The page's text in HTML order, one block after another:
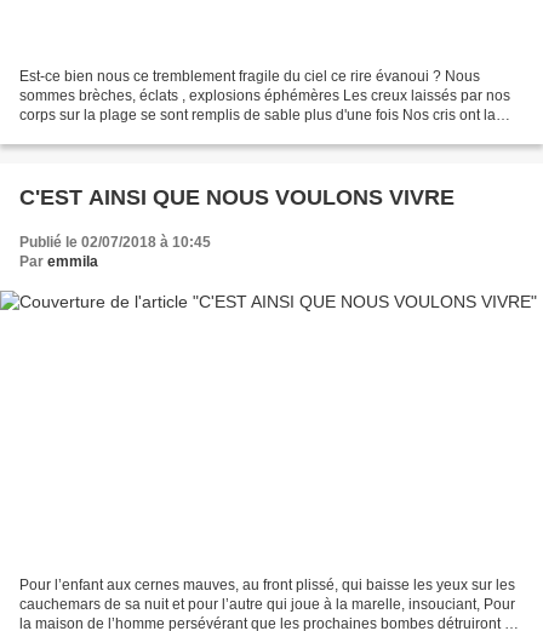
Est-ce bien nous ce tremblement fragile du ciel ce rire évanoui ? Nous
sommes brèches, éclats , explosions éphémères Les creux laissés par nos
corps sur la plage se sont remplis de sable plus d'une fois Nos cris ont la
C'EST AINSI QUE NOUS VOULONS VIVRE
Publié le 02/07/2018 à 10:45
Par emmila
Pour l’enfant aux cernes mauves, au front plissé, qui baisse les yeux sur les
cauchemars de sa nuit et pour l’autre qui joue à la marelle, insouciant, Pour
la maison de l’homme persévérant que les prochaines bombes détruiront et